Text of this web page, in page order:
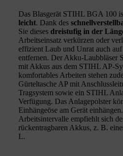
Das Blasgerät STIHL BGA 100
leicht. Dank des
Sie dieses dreistufig in der
Arbeitseinsatz verkürzen oder
effizient Laub und Unrat auch
entfernen. Der Akku-Laubbläser
mit Akkus aus dem STIHL AP-
komfortables Arbeiten stehen
Gürteltasche AP mit
Tragsystem sowie ein STIHL
Verfügung. Das Anlagepolster
Einhängeöse am Gerät
Arbeitsintervalle empfiehlt sich
rückentragbaren Akkus, z. B.
L.